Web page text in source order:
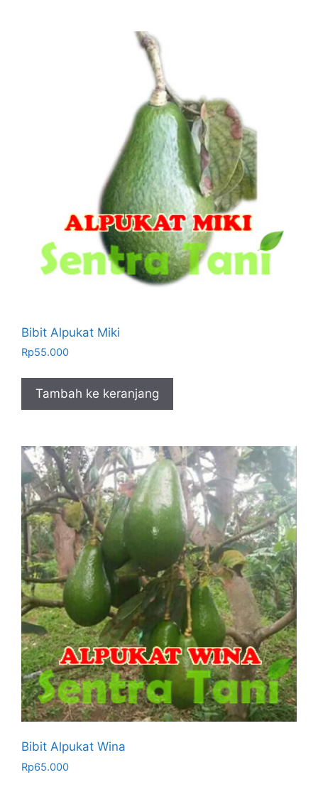
Bibit Alpukat Miki
Rp55.000
Tambah ke keranjang
Bibit Alpukat Wina
Rp65.000